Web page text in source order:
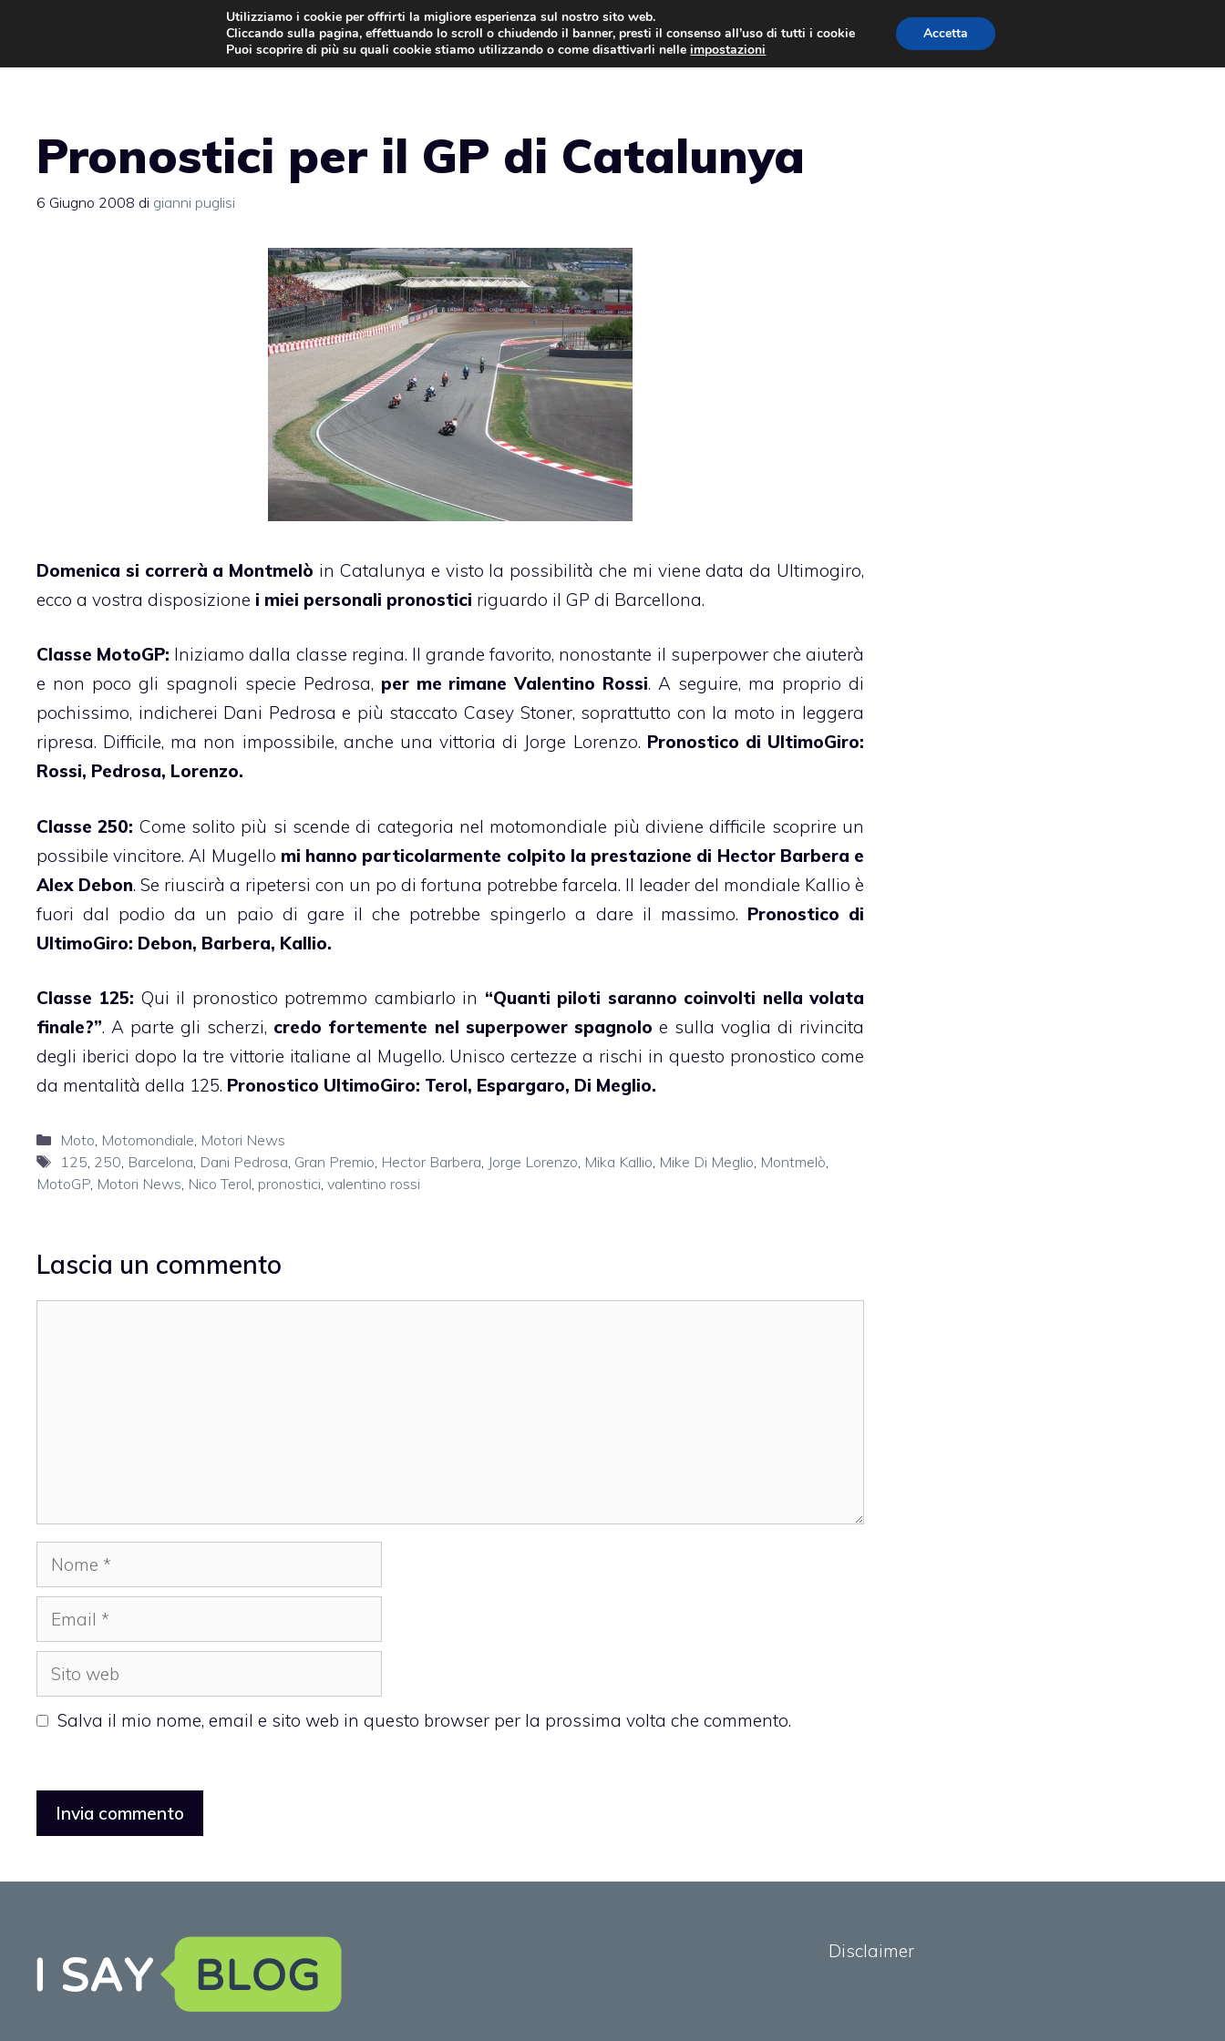
contenuto
AUTO NEWS EVENTI E FIERE
Pronostici per il GP di Catalunya
6 Giugno 2008 di gianni puglisi
Domenica si correrà a Montmelò in Catalunya e visto la possibilità che mi viene data da Ultimogiro,
ecco a vostra disposizione i miei personali pronostici riguardo il GP di Barcellona.
Classe MotoGP: Iniziamo dalla classe regina. Il grande favorito, nonostante il superpower che aiuterà
e non poco gli spagnoli specie Pedrosa, per me rimane Valentino Rossi. A seguire, ma proprio di
pochissimo, indicherei Dani Pedrosa e più staccato Casey Stoner, soprattutto con la moto in leggera
ripresa. Difficile, ma non impossibile, anche una vittoria di Jorge Lorenzo. Pronostico di UltimoGiro:
Rossi, Pedrosa, Lorenzo.
Classe 250: Come solito più si scende di categoria nel motomondiale più diviene difficile scoprire un
possibile vincitore. Al Mugello mi hanno particolarmente colpito la prestazione di Hector Barbera e
Alex Debon. Se riuscirà a ripetersi con un po di fortuna potrebbe farcela. Il leader del mondiale Kallio è
fuori dal podio da un paio di gare il che potrebbe spingerlo a dare il massimo. Pronostico di
UltimoGiro: Debon, Barbera, Kallio.
Classe 125: Qui il pronostico potremmo cambiarlo in “Quanti piloti saranno coinvolti nella volata
finale?”. A parte gli scherzi, credo fortemente nel superpower spagnolo e sulla voglia di rivincita
degli iberici dopo la tre vittorie italiane al Mugello. Unisco certezze a rischi in questo pronostico come
da mentalità della 125. Pronostico UltimoGiro: Terol, Espargaro, Di Meglio.
Categorie
Moto, Motomondiale, Motori News
Tag
125, 250, Barcelona, Dani Pedrosa, Gran Premio, Hector Barbera, Jorge Lorenzo, Mika Kallio, Mike Di Meglio, Montmelò,
MotoGP, Motori News, Nico Terol, pronostici, valentino rossi
Lascia un commento
Nome
Email
Sito
web
Salva il mio nome, email e sito web in questo browser per la prossima volta che commento.
Disclaimer
Utilizziamo i cookie per offrirti la migliore esperienza sul nostro sito web.
Cliccando sulla pagina, effettuando lo scroll o chiudendo il banner, presti il consenso all’uso di tutti i cookie
Puoi scoprire di più su quali cookie stiamo utilizzando o come disattivarli nelleimpostazioni
Accetta